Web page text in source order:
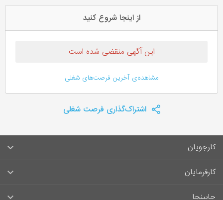
از اینجا شروع کنید
این آگهی منقضی شده است
مشاهده‌ی آخرین فرصت‌های شغلی
اشتراک‌گذاری فرصت شغلی
کارجویان
سوالات متداول کارجویان
کارفرمایان
راهنمای ثبت آگهی استخدام
جابینجا